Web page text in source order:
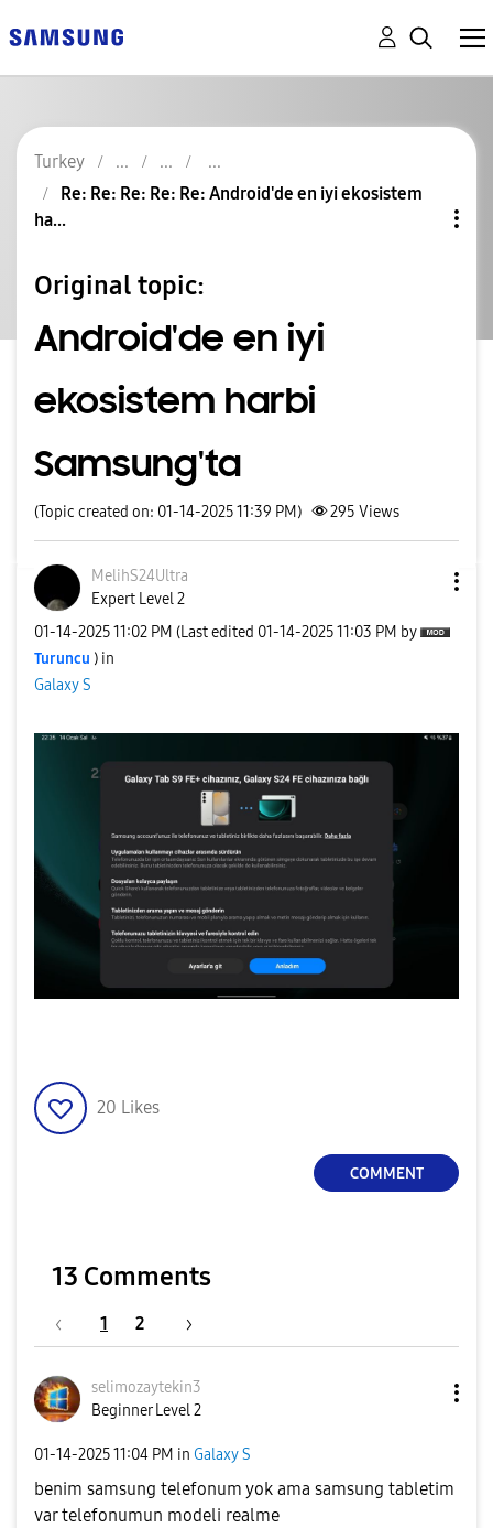
Turkey
Re: Re: Re: Re: Re: Android'de en iyi ekosistem
ha...
Original topic:
Android'de en iyi
ekosistem harbi
Samsung'ta
(Topic created on: 01-14-2025 11:39 PM) 295 Views
MelihS24Ultra
Expert Level 2
‎01-14-202511:02 PM (Last edited ‎01-14-202511:03 PM by
Turuncu ) in
Galaxy S
20 Likes
COMMENT
13 Comments
1 2
selimozaytekin3
Beginner Level 2
‎01-14-202511:04 PM in Galaxy S
benim samsung telefonum yok ama samsung tabletim
var telefonumun modeli realme